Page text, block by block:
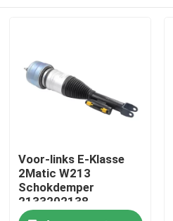
Thuis
Producten
Voor-links E-Klasse
2Matic W213
Schokdemper
2133202138
Mercedes Air